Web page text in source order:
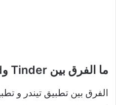
ما الفرق بين Tinder وOkCupid؟